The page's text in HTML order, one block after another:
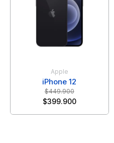
Apple
iPhone 12
$449.900
$399.900